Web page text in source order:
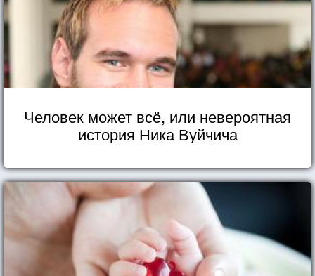
Человек может всё, или невероятная
история Ника Вуйчича